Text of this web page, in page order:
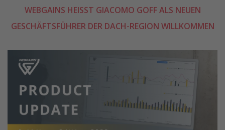
WEBGAINS HEISST GIACOMO GOFF ALS NEUEN G
ESCHÄFTSFÜHRER DER DACH-REGION WILLKOMMEN